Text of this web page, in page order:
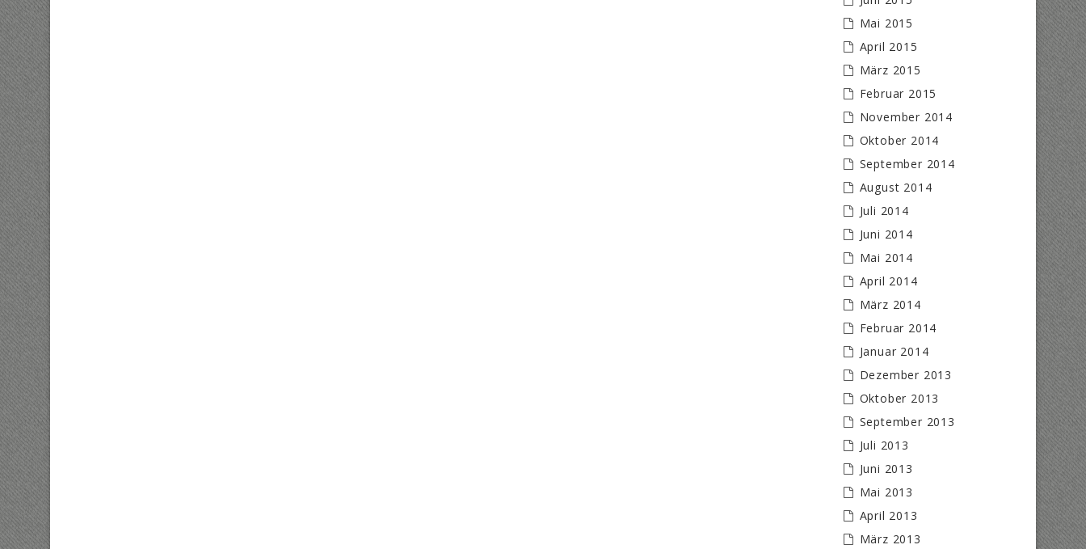
Mai 2015
April 2015
März 2015
Februar 2015
November 2014
Oktober 2014
September 2014
August 2014
Juli 2014
Juni 2014
Mai 2014
April 2014
März 2014
Februar 2014
Januar 2014
Dezember 2013
Oktober 2013
September 2013
Juli 2013
Juni 2013
Mai 2013
April 2013
März 2013